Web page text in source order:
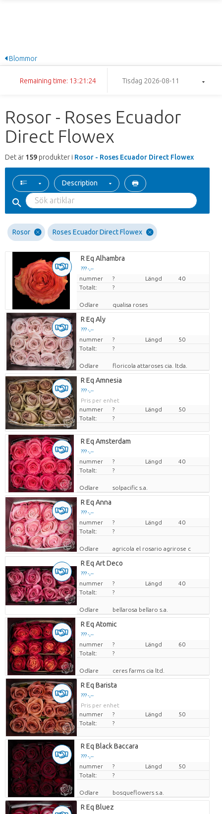
Blommor
Remaining time: 13:21:23 Tisdag 2026-08-11
Rosor - Roses Ecuador
Direct Flowex
Det är 159 produkter i Rosor - Roses Ecuador Direct Flowex
Description
Rosor Roses Ecuador Direct Flowex
R Eq Alhambra
??? -,--
Pris per enhet
nummer ? Längd
40
Totalt:
?
Odlare qualisa roses
R Eq Aly
??? -,--
Pris per enhet
nummer ? Längd
50
Totalt:
?
Odlare floricola attaroses cia. ltda.
R Eq Amnesia
??? -,--
Pris per enhet
nummer
? Längd
50
Totalt:
?
R Eq Amsterdam
??? -,--
Pris per enhet
nummer ? Längd
40
Totalt:
?
Odlare solpacific s.a.
R Eq Anna
??? -,--
Pris per enhet
nummer ? Längd
40
Totalt:
?
Odlare agricola el rosario agrirose c
R Eq Art Deco
??? -,--
Pris per enhet
nummer ? Längd
40
Totalt:
?
Odlare bellarosa bellaro s.a.
R Eq Atomic
??? -,--
Pris per enhet
nummer ? Längd
60
Totalt:
?
Odlare ceres farms cia ltd.
R Eq Barista
??? -,--
Pris per enhet
nummer
? Längd
50
Totalt:
?
R Eq Black Baccara
??? -,--
Pris per enhet
nummer ? Längd
50
Totalt:
?
Odlare bosqueflowers s.a.
R Eq Bluez